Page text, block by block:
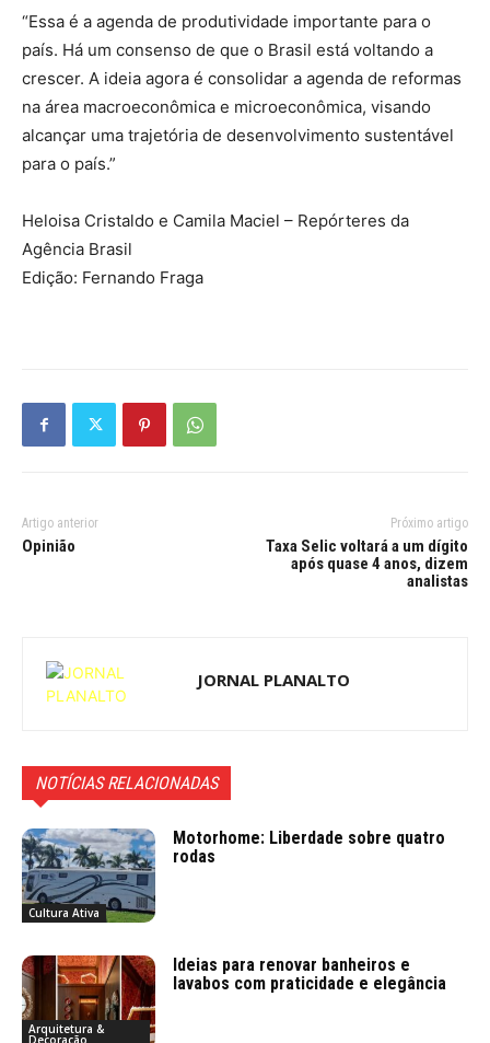
“Essa é a agenda de produtividade importante para o
país. Há um consenso de que o Brasil está voltando a
crescer. A ideia agora é consolidar a agenda de reformas
na área macroeconômica e microeconômica, visando
alcançar uma trajetória de desenvolvimento sustentável
para o país.”
Heloisa Cristaldo e Camila Maciel – Repórteres da
Agência Brasil
Edição: Fernando Fraga
Artigo anterior
Opinião
Próximo artigo
Taxa Selic voltará a um dígito
após quase 4 anos, dizem
analistas
JORNAL PLANALTO
NOTÍCIAS RELACIONADAS
Cultura Ativa
Motorhome: Liberdade sobre quatro
rodas
Arquitetura &
Decoração
Ideias para renovar banheiros e
lavabos com praticidade e elegância